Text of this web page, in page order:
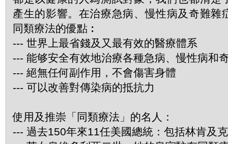
產生的影響。在治療急病、慢性病及奇難雜
同類療法的優點︰
--- 世界上最省錢及又最有效的醫療體系
--- 能够安全有效地治療各種急病、慢性病和
--- 絕無任何副作用，不會傷害身體
--- 可以改善對傳染病的抵抗力
使用及推崇「同類療法」的名人：
--- 過去150年來11任美國總統：包括林肯及